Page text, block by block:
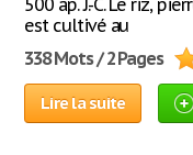
500 ap. J.-C. Le riz,
est cultivé au
338 Mots / 2 Pages
Lire la suite